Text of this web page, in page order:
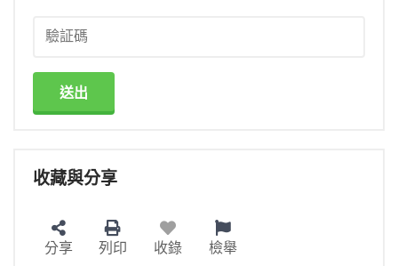
送出
收藏與分享
分享 列印 收錄 檢舉